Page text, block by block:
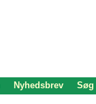
Nyhedsbrev Søg